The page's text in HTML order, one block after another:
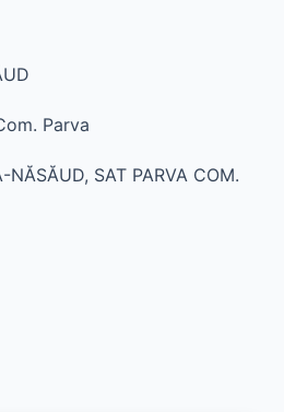
Parva
NĂSĂUD, SAT PARVA COM.